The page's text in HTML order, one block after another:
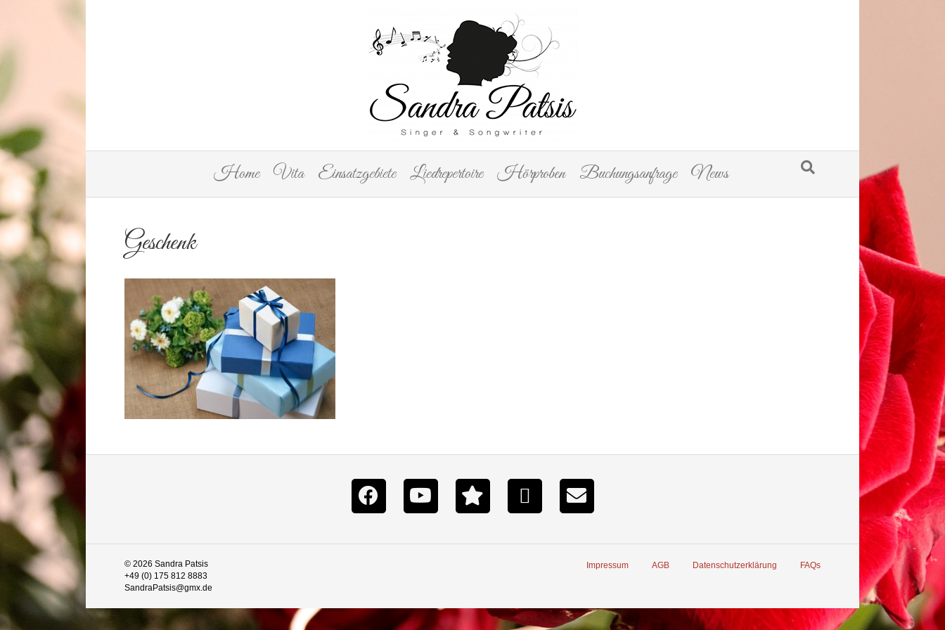
Home Vita Einsatzgebiete Liedrepertoire Hörproben Buchungsanfrage News
Geschenk
© 2026 Sandra Patsis
+49 (0) 175 812 8883
SandraPatsis@gmx.de
Impressum AGB Datenschutzerklärung FAQs